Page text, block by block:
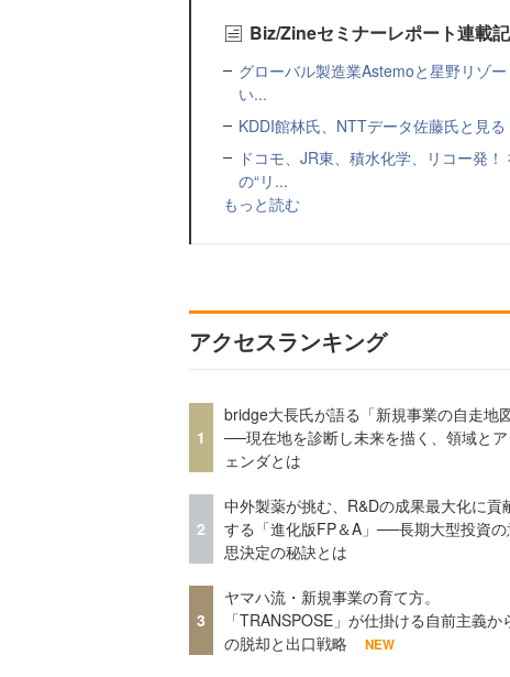
Biz/Zineセミナーレポート連載
グローバル製造業Astemoと星野リゾ
い...
KDDI館林氏、NTTデータ佐藤氏と見
ドコモ、JR東、積水化学、リコー発
の“リ...
もっと読む
アクセスランキング
1
bridge大長氏が語る「新規事業の自走地図
──現在地を診断し未来を描く、領域と
ェンダとは
2
中外製薬が挑む、R&Dの成果最大化に貢
する「進化版FP＆A」──長期大型投資
思決定の秘訣とは
3
ヤマハ流・新規事業の育て方。
「TRANSPOSE」が仕掛ける自前主義か
の脱却と出口戦略
NEW